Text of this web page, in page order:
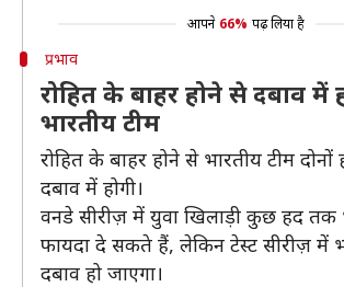
आपने 66% पढ़ लिया है
प्रभाव
रोहित के बाहर होने से दबाव में
भारतीय टीम
रोहित के बाहर होने से भारतीय टीम दोनों
दबाव में होगी।
वनडे सीरीज़ में युवा खिलाड़ी कुछ हद तक
फायदा दे सकते हैं, लेकिन टेस्ट सीरीज़ में
दबाव हो जाएगा।